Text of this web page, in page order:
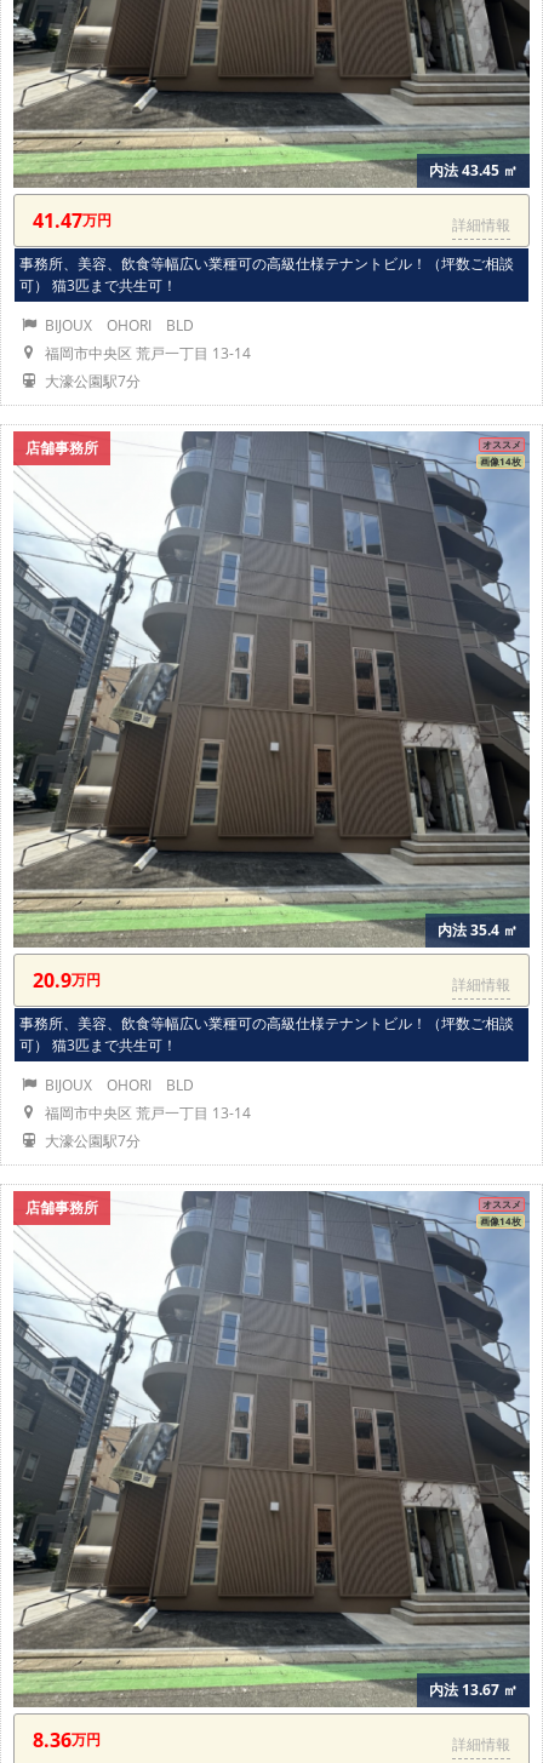
内法 43.45 ㎡
41.47万円
詳細情報
事務所、美容、飲食等幅広い業種可の高級仕様テナントビル！（坪数ご相談
可） 猫3匹まで共生可！
BIJOUX OHORI BLD
福岡市中央区 荒戸一丁目 13-14
大濠公園駅7分
店舗事務所
内法 35.4 ㎡
オススメ
画像14枚
20.9万円
詳細情報
事務所、美容、飲食等幅広い業種可の高級仕様テナントビル！（坪数ご相談
可） 猫3匹まで共生可！
BIJOUX OHORI BLD
福岡市中央区 荒戸一丁目 13-14
大濠公園駅7分
店舗事務所
内法 13.67 ㎡
オススメ
画像14枚
8.36万円 詳細情報